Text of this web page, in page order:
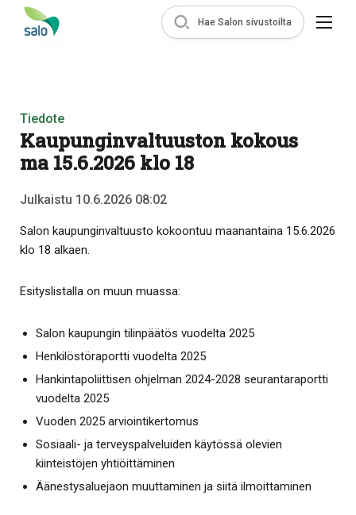
Hae Salon sivustoilta
Tiedote
Kaupunginvaltuuston kokous
ma 15.6.2026 klo 18
Julkaistu 10.6.2026 08:02
Salon kaupunginvaltuusto kokoontuu maanantaina 15.6.2026
klo 18 alkaen.
Esityslistalla on muun muassa:
Salon kaupungin tilinpäätös vuodelta 2025
Henkilöstöraportti vuodelta 2025
Hankintapoliittisen ohjelman 2024-2028 seurantaraportti
vuodelta 2025
Vuoden 2025 arviointikertomus
Sosiaali- ja terveyspalveluiden käytössä olevien
kiinteistöjen yhtiöittäminen
Äänestysaluejaon muuttaminen ja siitä ilmoittaminen